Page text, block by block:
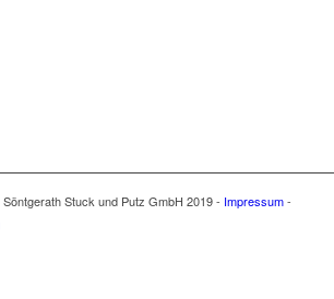
Stuck und Putz GmbH 2019 - Impressum-